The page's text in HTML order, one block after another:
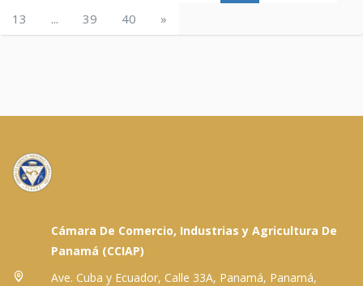
13
... 39 40 »
Cámara De Comercio, Industrias y Agricultura De
Panamá (CCIAP)
Ave. Cuba y Ecuador, Calle 33A, Panamá, Panamá,